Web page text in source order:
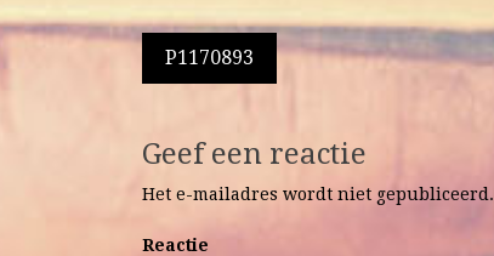
Berichtnavigatie
P1170893
Geef een reactie
Het e-mailadres wordt niet gepubliceerd.
Reactie